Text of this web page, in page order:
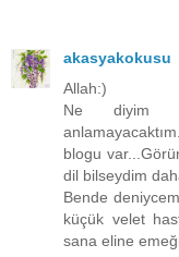
akasyakokusu
Allah:)
Ne diyim
blogu
dil bilseydim
Bende
küçük velet
sana eline